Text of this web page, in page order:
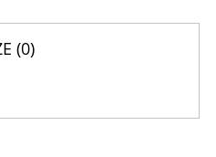
(0)